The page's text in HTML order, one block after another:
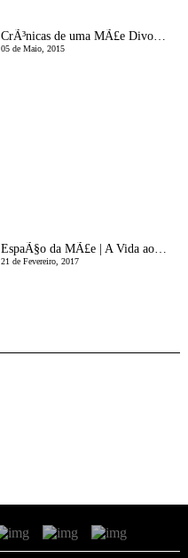
CrÃ³nicas de uma MÃ£e Divorciada | Hoje Sonhei Contigo
05 de Maio, 2015
EspaÃ§o da MÃ£e | A Vida aos 9 anos de Idade
21 de Fevereiro, 2017